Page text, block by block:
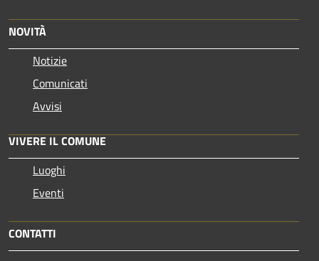
NOVITÀ
Notizie
Comunicati
Avvisi
VIVERE IL COMUNE
Luoghi
Eventi
CONTATTI